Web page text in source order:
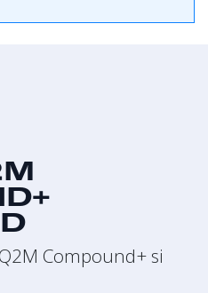
Compound+ si